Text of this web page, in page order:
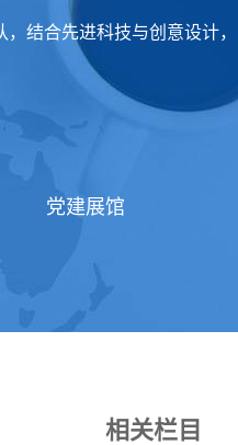
结合先进科技与创意设计，
党建展馆
相关栏目